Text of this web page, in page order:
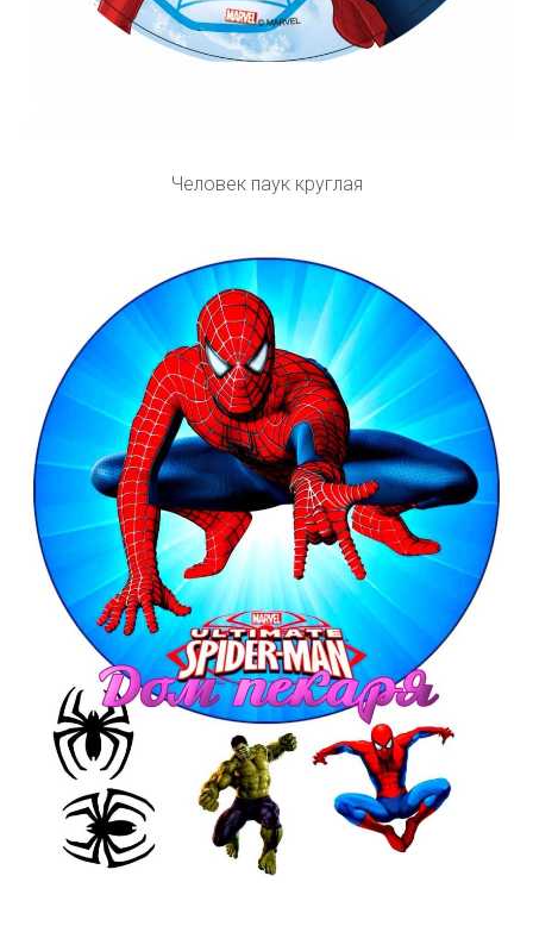
Человек паук круглая